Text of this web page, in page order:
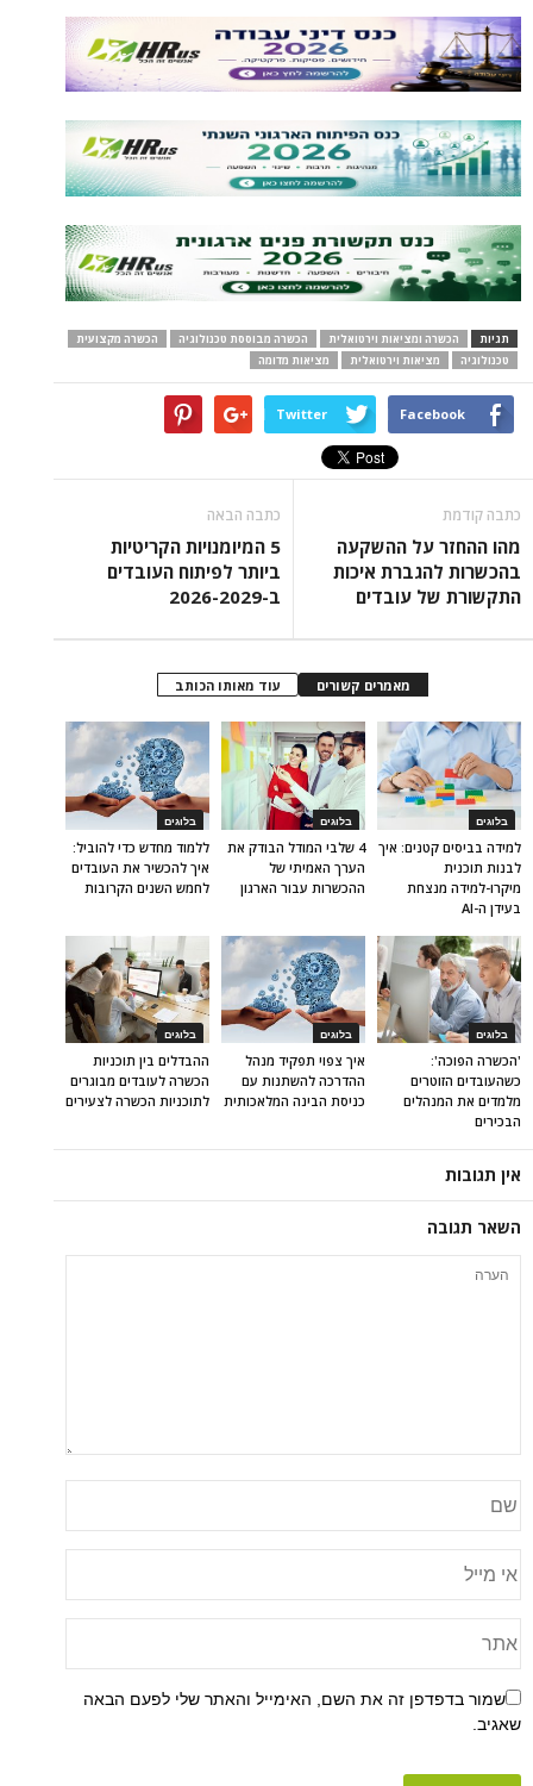
תגיות הכשרה ומציאות וירטואלית הכשרה מבוססת טכנולוגיה
הכשרה מקצועית
טכנולוגיה
מציאות וירטואלית מציאות מדומה
Facebook
Twitter
כתבה קודמת
מהו ההחזר על ההשקעה
בהכשרות להגברת איכות
התקשורת של עובדים
כתבה הבאה
5 המיומנויות הקריטיות
ביותר לפיתוח העובדים
ב-2026-2029
מאמרים קשורים עוד מאותו הכותב
בלוגים
ללמוד מחדש כדי להוביל:
איך להכשיר את העובדים
לחמש השנים הקרובות
בלוגים
4 שלבי המודל הבודק את
הערך האמיתי של
ההכשרות עבור הארגון
בלוגים
למידה בביסים קטנים: איך
לבנות תוכנית
מיקרו-למידה מנצחת
בעידן ה-AI
בלוגים
ההבדלים בין תוכניות
הכשרה לעובדים מבוגרים
לתוכניות הכשרה לצעירים
בלוגים
איך צפוי תפקיד מנהל
ההדרכה להשתנות עם
כניסת הבינה המלאכותית
בלוגים
'הכשרה הפוכה':
כשהעובדים הזוטרים
מלמדים את המנהלים
הבכירים
אין תגובות
השאר תגובה
שמור בדפדפן זה את השם, האימייל והאתר שלי לפעם הבאה
שאגיב.